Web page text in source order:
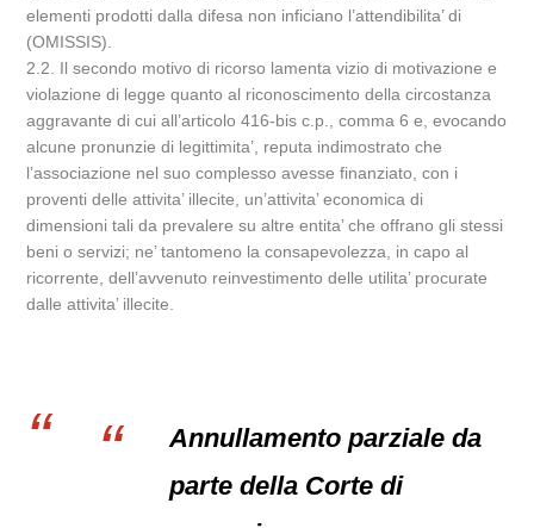
elementi prodotti dalla difesa non inficiano l’attendibilita’ di
(OMISSIS).
2.2. Il secondo motivo di ricorso lamenta vizio di motivazione e
violazione di legge quanto al riconoscimento della circostanza
aggravante di cui all’articolo 416-bis c.p., comma 6 e, evocando
alcune pronunzie di legittimita’, reputa indimostrato che
l’associazione nel suo complesso avesse finanziato, con i
proventi delle attivita’ illecite, un’attivita’ economica di
dimensioni tali da prevalere su altre entita’ che offrano gli stessi
beni o servizi; ne’ tantomeno la consapevolezza, in capo al
ricorrente, dell’avvenuto reinvestimento delle utilita’ procurate
dalle attivita’ illecite.
Annullamento parziale da
parte della Corte di